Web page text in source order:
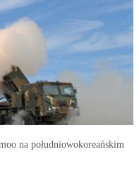
na południowokoreańskim